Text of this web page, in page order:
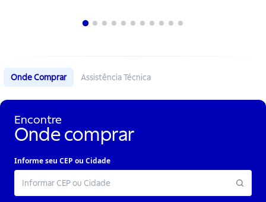
Onde Comprar Assistência Técnica
Encontre
Onde comprar
Informe seu CEP ou Cidade